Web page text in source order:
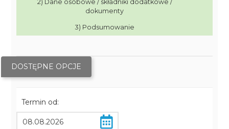
2) Dane osobowe / składniki dodatkowe /
dokumenty
3) Podsumowanie
DOSTĘPNE OPCJE
Termin od: